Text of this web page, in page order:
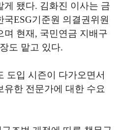
게 됐다. 김화진 이사는 금
ESG기준원 의결권위원
며 현재, 국민연금 지배구
도 맡고 있다.
도입 시즌이 다가오면서
유한 전문가에 대한 수요